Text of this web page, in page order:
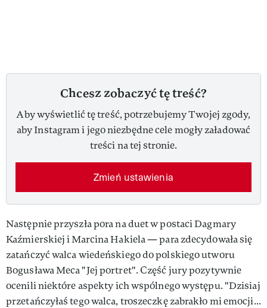
Chcesz zobaczyć tę treść?
Aby wyświetlić tę treść, potrzebujemy Twojej zgody,
aby Instagram i jego niezbędne cele mogły załadować
treści na tej stronie.
Zmień ustawienia
Następnie przyszła pora na duet w postaci Dagmary
Kaźmierskiej i Marcina Hakiela — para zdecydowała się
zatańczyć walca wiedeńskiego do polskiego utworu
Bogusława Meca "Jej portret". Część jury pozytywnie
ocenili niektóre aspekty ich wspólnego występu. "Dzisiaj
przetańczyłaś tego walca, troszeczkę zabrakło mi emocji...